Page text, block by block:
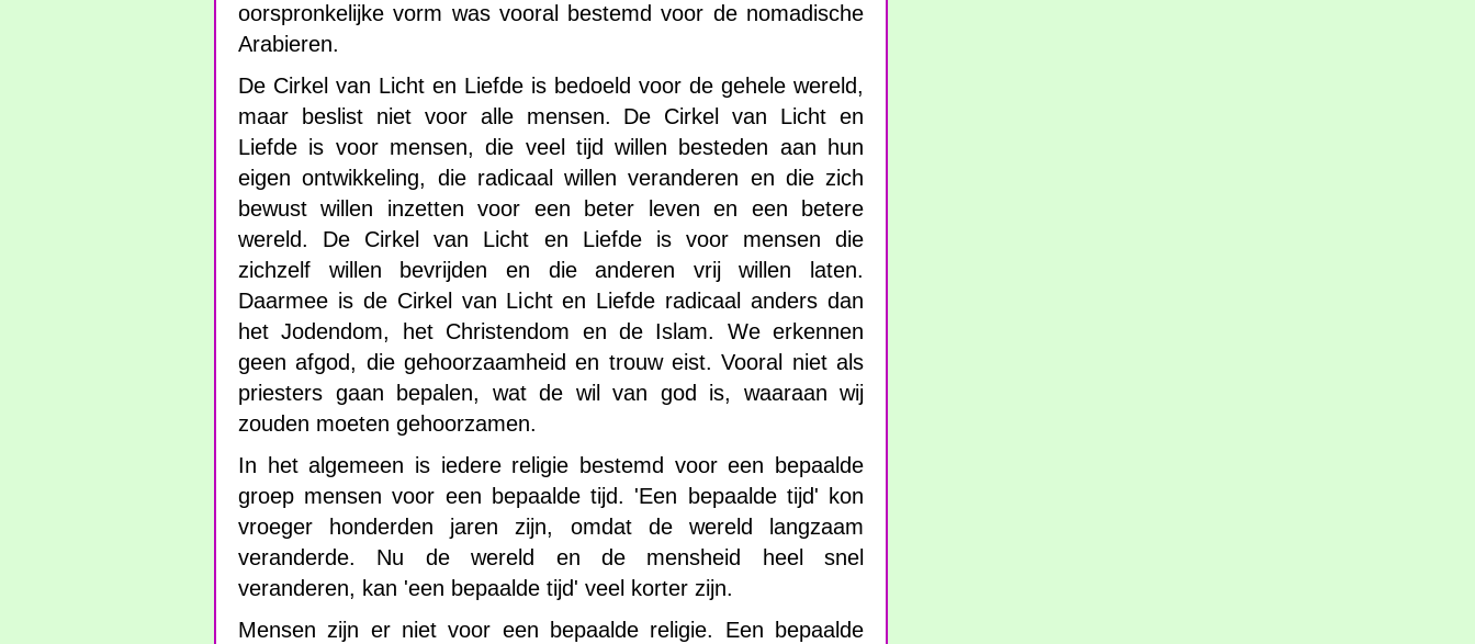
oorspronkelijke vorm was vooral bestemd voor de nomadische
Arabieren.
De Cirkel van Licht en Liefde is bedoeld voor de gehele wereld,
maar beslist niet voor alle mensen. De Cirkel van Licht en
Liefde is voor mensen, die veel tijd willen besteden aan hun
eigen ontwikkeling, die radicaal willen veranderen en die zich
bewust willen inzetten voor een beter leven en een betere
wereld. De Cirkel van Licht en Liefde is voor mensen die
zichzelf willen bevrijden en die anderen vrij willen laten.
Daarmee is de Cirkel van Licht en Liefde radicaal anders dan
het Jodendom, het Christendom en de Islam. We erkennen
geen afgod, die gehoorzaamheid en trouw eist. Vooral niet als
priesters gaan bepalen, wat de wil van god is, waaraan wij
zouden moeten gehoorzamen.
In het algemeen is iedere religie bestemd voor een bepaalde
groep mensen voor een bepaalde tijd. 'Een bepaalde tijd' kon
vroeger honderden jaren zijn, omdat de wereld langzaam
veranderde. Nu de wereld en de mensheid heel snel
veranderen, kan 'een bepaalde tijd' veel korter zijn.
Mensen zijn er niet voor een bepaalde religie. Een bepaalde